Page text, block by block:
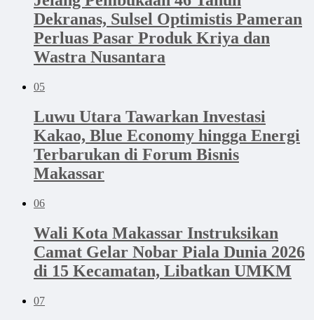
Dekranas, Sulsel Optimistis Pameran
Perluas Pasar Produk Kriya dan
Wastra Nusantara
05
Luwu Utara Tawarkan Investasi
Kakao, Blue Economy hingga Energi
Terbarukan di Forum Bisnis
Makassar
06
Wali Kota Makassar Instruksikan
Camat Gelar Nobar Piala Dunia 2026
di 15 Kecamatan, Libatkan UMKM
07